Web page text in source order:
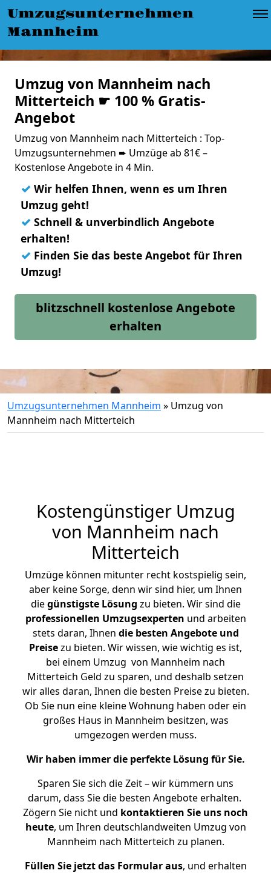
Umzugsunternehmen
Mannheim
Umzug von Mannheim nach
Mitterteich ☛ 100 % Gratis-
Angebot
Umzug von Mannheim nach Mitterteich : Top-
Umzugsunternehmen ➨ Umzüge ab 81€ –
Kostenlose Angebote in 4 Min.
✓ Wir helfen Ihnen, wenn es um Ihren
Umzug geht!
✓ Schnell & unverbindlich Angebote
erhalten!
✓ Finden Sie das beste Angebot für Ihren
Umzug!
blitzschnell kostenlose Angebote
erhalten
Umzugsunternehmen Mannheim » Umzug von
Mannheim nach Mitterteich
Kostengünstiger Umzug
von Mannheim nach
Mitterteich
Umzüge können mitunter recht kostspielig sein,
aber keine Sorge, denn wir sind hier, um Ihnen
diegünstigste Lösung zu bieten. Wir sind die
professionellen Umzugsexperten und arbeiten
stets daran, Ihnen die besten Angebote und
Preisezu bieten. Wir wissen, wie wichtig es ist,
bei einem Umzug von Mannheim nach
Mitterteich Geld zu sparen, und deshalb setzen
wir alles daran, Ihnen die besten Preise zu bieten.
Ob Sie nun eine kleine Wohnung haben oder ein
großes Haus in Mannheim besitzen, was
umgezogen werden muss.
Wir haben immer die perfekte Lösung für Sie.
Sparen Sie sich die Zeit – wir kümmern uns
darum, dass Sie die besten Angebote erhalten.
Zögern Sie nicht und kontaktieren Sie uns noch
heute, um Ihren deutschlandweiten Umzug von
Mannheim nach Mitterteich zu planen.
Füllen Sie jetzt das Formular aus, und erhalten